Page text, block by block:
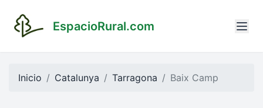
EspacioRural.com
Inicio Catalunya Tarragona Baix Camp